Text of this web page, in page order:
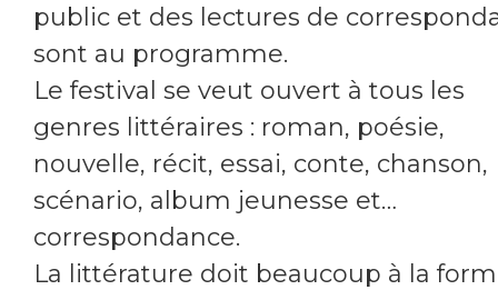
public et des lectures de
sont au programme.
Le festival se veut ouvert à tous les
genres littéraires : roman, poésie,
nouvelle, récit, essai, conte, chanson,
scénario, album jeunesse et…
correspondance.
La littérature doit beaucoup à la